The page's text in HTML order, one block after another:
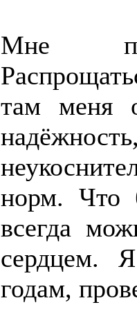
Мне
там меня
норм. Что
всегда
сердцем.
годам,